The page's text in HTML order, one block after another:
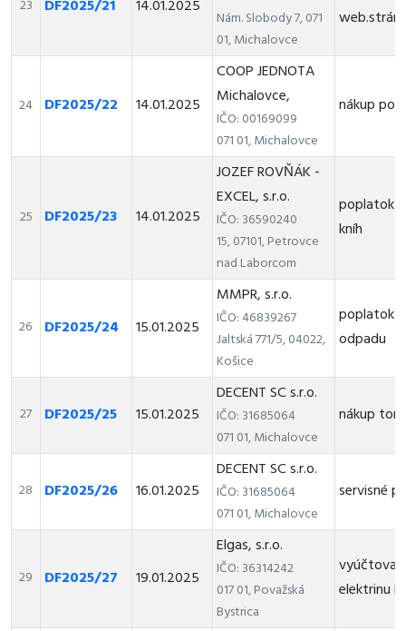
23 DF2025/21 14.01.2025
Nám. Slobody 7, 071
01, Michalovce
24 DF2025/22 14.01.2025
COOP JEDNOTA
Michalovce,
IČO: 00169099
071 01, Michalovce
nákup
25 DF2025/23 14.01.2025
JOZEF ROVŇÁK -
EXCEL, s.r.o.
IČO: 36590240
15, 07101, Petrovce
nad Laborcom
poplatok
kníh
26 DF2025/24 15.01.2025
MMPR, s.r.o.
IČO: 46839267
Jaltská 771/5, 04022,
Košice
poplatok
odpadu
27 DF2025/25 15.01.2025
DECENT SC s.r.o.
IČO: 31685064
071 01, Michalovce
nákup
28 DF2025/26 16.01.2025
DECENT SC s.r.o.
IČO: 31685064
071 01, Michalovce
servisné
29 DF2025/27 19.01.2025
Elgas, s.r.o.
IČO: 36314242
017 01, Považská
Bystrica
elektrinu